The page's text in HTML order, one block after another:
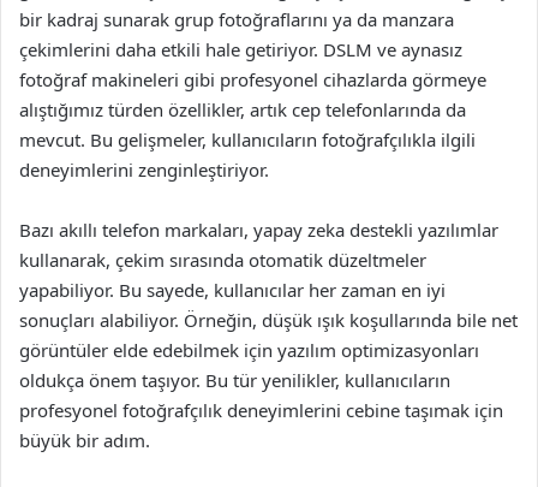
bir kadraj sunarak grup fotoğraflarını ya da manzara
çekimlerini daha etkili hale getiriyor. DSLM ve aynasız
fotoğraf makineleri gibi profesyonel cihazlarda görmeye
alıştığımız türden özellikler, artık cep telefonlarında da
mevcut. Bu gelişmeler, kullanıcıların fotoğrafçılıkla ilgili
deneyimlerini zenginleştiriyor.
Bazı akıllı telefon markaları, yapay zeka destekli yazılımlar
kullanarak, çekim sırasında otomatik düzeltmeler
yapabiliyor. Bu sayede, kullanıcılar her zaman en iyi
sonuçları alabiliyor. Örneğin, düşük ışık koşullarında bile net
görüntüler elde edebilmek için yazılım optimizasyonları
oldukça önem taşıyor. Bu tür yenilikler, kullanıcıların
profesyonel fotoğrafçılık deneyimlerini cebine taşımak için
büyük bir adım.